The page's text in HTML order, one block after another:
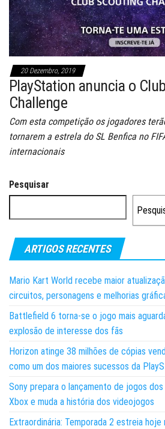
20 Dezembro, 2019
PlayStation anuncia o
Challenge
Com esta competição os jogadores
tornarem a estrela do SL Benfica no
internacionais
Pesquisar
ARTIGOS RECENTES
Mario Kart World recebe maior
circuitos, personagens e melhorias
Battlefield 6 torna-se o jogo mais
explosão de interesse dos fãs
Horizon atinge 38 milhões de cópias
como um dos maiores sucessos da
Sony prepara o lançamento de jogos
Xbox e muda a história dos videojogos
Extraordinária: Temporada 2 estreia hoje